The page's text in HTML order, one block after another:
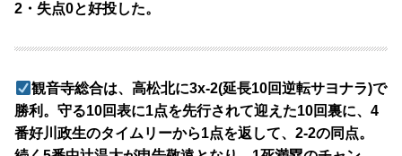
2・失点0と好投した。
観音寺総合は、高松北に3x-2(延長10回逆転サヨナラ)で
勝利。守る10回表に1点を先行されて迎えた10回裏に、4
番好川政生のタイムリーから1点を返して、2-2の同点。